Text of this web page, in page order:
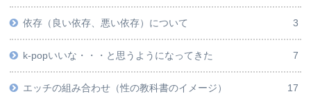
依存（良い依存、悪い依存）について 3
k-popいいな・・・と思うようになってきた 7
エッチの組み合わせ（性の教科書のイメージ） 17